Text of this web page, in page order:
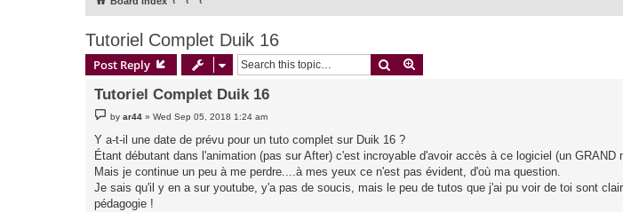
Tutoriel Complet Duik 16
Post Reply Search
Tutoriel Complet Duik 16
P
o
t
byar44 »Wed Sep 05, 2018 1:24 am
Y a-t-il une date de prévu pour un tuto complet sur Duik 16 ?
Étant débutant dans l'animation (pas sur After) c'est incroyable d'avoir accès à ce logiciel (un GRAND
Mais je continue un peu à me perdre....à mes yeux ce n'est pas évident, d'où ma question.
Je sais qu'il y en a sur youtube, y'a pas de soucis, mais le peu de tutos que j'ai pu voir de toi sont
pédagogie !